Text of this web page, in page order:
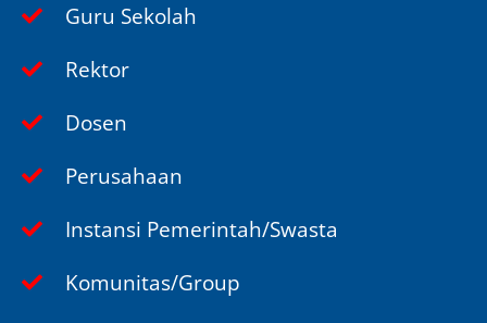
Guru Sekolah
Rektor
Dosen
Perusahaan
Instansi Pemerintah/Swasta
Komunitas/Group